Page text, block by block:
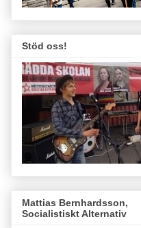
Stöd oss!
Mattias Bernhardsson,
Socialistiskt Alternativ